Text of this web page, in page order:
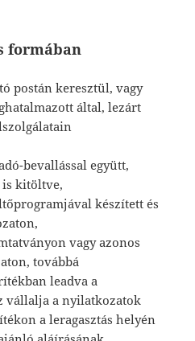
formában
postán keresztül, vagy
által, lezárt
bevallással együtt,
is kitöltve,
készített és
vagy azonos
továbbá
leadva a
vállalja a nyilatkozatok
a leragasztás helyén